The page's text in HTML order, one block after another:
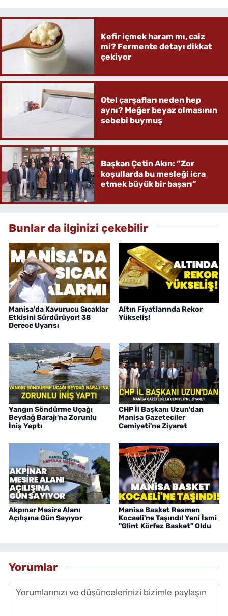
Kefir içmek haram mı, caiz
mi? Fermente detayı dikkat
çekiyor
Otel çarşafları neden hep
aynı? Meğer beyaz olmasının
sebebi buymuş
Başkan Çetin Akın: “Zor
koşullarda bu mesleği icra
etmek büyük bir başarı”
Bunlar da ilginizi çekebilir
Manisa'da Kavurucu Sıcaklar
Etkisini Sürdürüyor! 38
Derece Uyarısı
Altın Fiyatlarında Rekor
Yükseliş!
Yangın Söndürme Uçağı
Beydağ Barajı'na Zorunlu
İniş Yaptı
CHP İl Başkanı Uzun'dan
Manisa Gazeteciler
Cemiyeti'ne Ziyaret
Akpınar Mesire Alanı
Açılışına Gün Sayıyor
Manisa Basket Resmen
Kocaeli'ne Taşındı! Yeni İsmi
"Glint Körfez Basket" Oldu
Yorumlar